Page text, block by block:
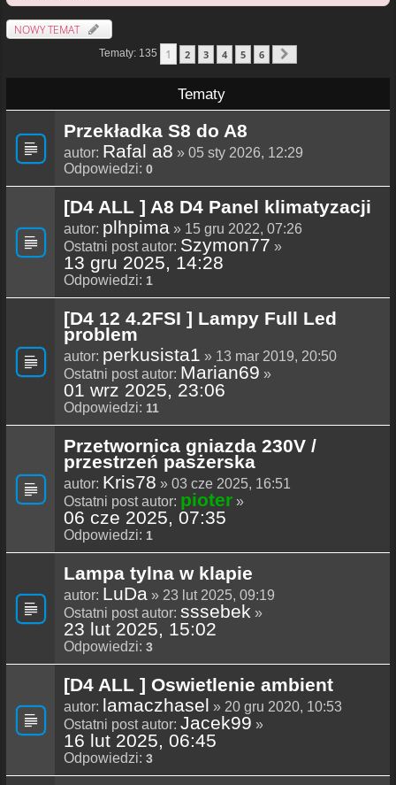
NOWY TEMAT
Tematy: 135 1 2 3 4 5 6
Tematy
Przekładka S8 do A8
autor: Rafal a8 » 05 sty 2026, 12:29
Odpowiedzi: 0
[D4 ALL ] A8 D4 Panel klimatyzacji
autor: plhpima » 15 gru 2022, 07:26
Ostatni post autor: Szymon77 »
13 gru 2025, 14:28
Odpowiedzi: 1
[D4 12 4.2FSI ] Lampy Full Led
problem
autor: perkusista1 » 13 mar 2019, 20:50
Ostatni post autor: Marian69 »
01 wrz 2025, 23:06
Odpowiedzi: 11
Przetwornica gniazda 230V /
przestrzeń pasżerska
autor: Kris78 » 03 cze 2025, 16:51
Ostatni post autor: pioter »
06 cze 2025, 07:35
Odpowiedzi: 1
Lampa tylna w klapie
autor: LuDa » 23 lut 2025, 09:19
Ostatni post autor: sssebek »
23 lut 2025, 15:02
Odpowiedzi: 3
[D4 ALL ] Oswietlenie ambient
autor: lamaczhasel » 20 gru 2020, 10:53
Ostatni post autor: Jacek99 »
16 lut 2025, 06:45
Odpowiedzi: 3